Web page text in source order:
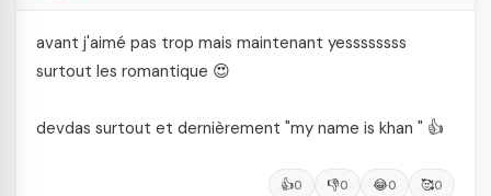
avant j'aimé pas trop mais maintenant yessssssss
surtout les romantique 😍
devdas surtout et dernièrement "my name is khan " 👍
👍0 👎0 😂0 🥰0